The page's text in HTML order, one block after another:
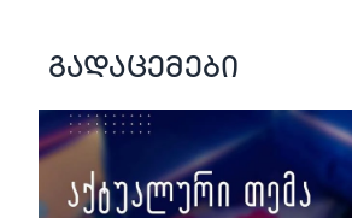
გადაცემები